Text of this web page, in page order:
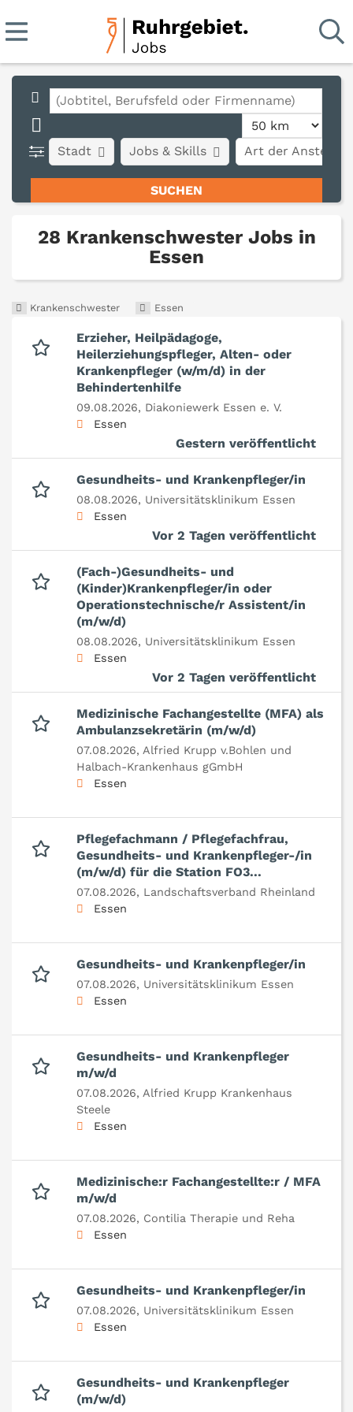
Stadt Art der
Jobs & Skills
28 Krankenschwester Jobs in
Essen
Krankenschwester Essen
Erzieher, Heilpädagoge,
Heilerziehungspfleger, Alten- oder
Krankenpfleger (w/m/d) in der
Behindertenhilfe
09.08.2026, Diakoniewerk Essen e. V.
Essen
Gestern veröffentlicht
Gesundheits- und Krankenpfleger/in
08.08.2026, Universitätsklinikum Essen
Essen
Vor 2 Tagen veröffentlicht
(Fach-)Gesundheits- und
(Kinder)Krankenpfleger/in oder
Operationstechnische/r Assistent/in
(m/w/d)
08.08.2026, Universitätsklinikum Essen
Essen
Vor 2 Tagen veröffentlicht
Medizinische Fachangestellte (MFA) als
Ambulanzsekretärin (m/w/d)
07.08.2026, Alfried Krupp v.Bohlen und
Halbach-Krankenhaus gGmbH
Essen
Pflegefachmann / Pflegefachfrau,
Gesundheits- und Krankenpfleger-/in
(m/w/d) für die Station FO3...
07.08.2026, Landschaftsverband Rheinland
Essen
Gesundheits- und Krankenpfleger/in
07.08.2026, Universitätsklinikum Essen
Essen
Gesundheits- und Krankenpfleger
m/w/d
07.08.2026, Alfried Krupp Krankenhaus
Steele
Essen
Medizinische:r Fachangestellte:r / MFA
m/w/d
07.08.2026, Contilia Therapie und Reha
Essen
Gesundheits- und Krankenpfleger/in
07.08.2026, Universitätsklinikum Essen
Essen
Gesundheits- und Krankenpfleger
(m/w/d)